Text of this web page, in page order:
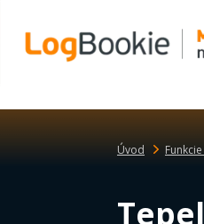
Úvod